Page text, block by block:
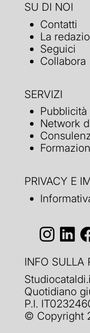
SU DI NOI
Contatti
La
Seguici
Collabora
SERVIZI
Pubblicità
Network
PRIVACY E
INFO SULLA
Quotidiano
P.I.
© Copyright